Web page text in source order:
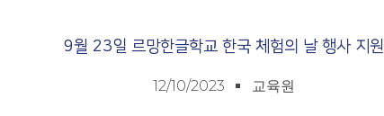
9월 23일 르망한글학교 한국 체험의 날 행사 지원
12/10/2023 교육원